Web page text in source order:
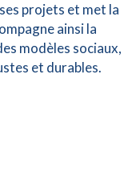
projets et met la
ainsi la
modèles sociaux,
et durables.